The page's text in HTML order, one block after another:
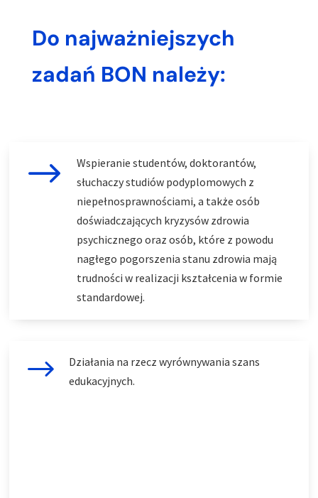
Do najważniejszych
zadań BON należy:
$
Wspieranie studentów, doktorantów,
słuchaczy studiów podyplomowych z
niepełnosprawnościami, a także osób
doświadczających kryzysów zdrowia
psychicznego oraz osób, które z powodu
nagłego pogorszenia stanu zdrowia mają
trudności w realizacji kształcenia w formie
standardowej.
$
Działania na rzecz wyrównywania szans
edukacyjnych.